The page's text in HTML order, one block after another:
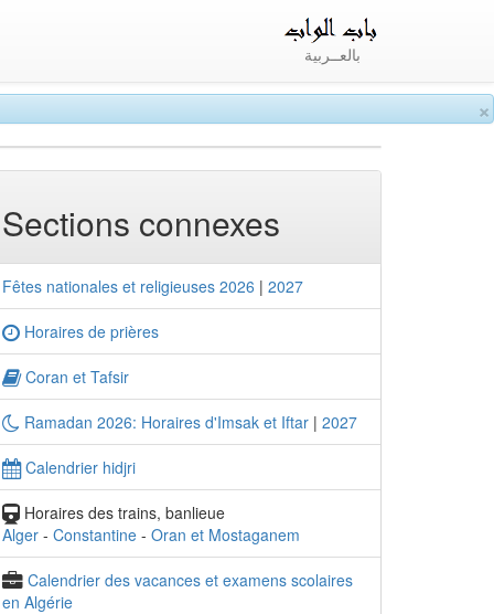
×
بالعــربية
Sections connexes
Fêtes nationales et religieuses 2026 | 2027
Horaires de prières
Coran et Tafsir
Ramadan 2026: Horaires d'Imsak et Iftar | 2027
Calendrier hidjri
Horaires des trains, banlieue
Alger - Constantine - Oran et Mostaganem
Calendrier des vacances et examens scolaires
en Algérie